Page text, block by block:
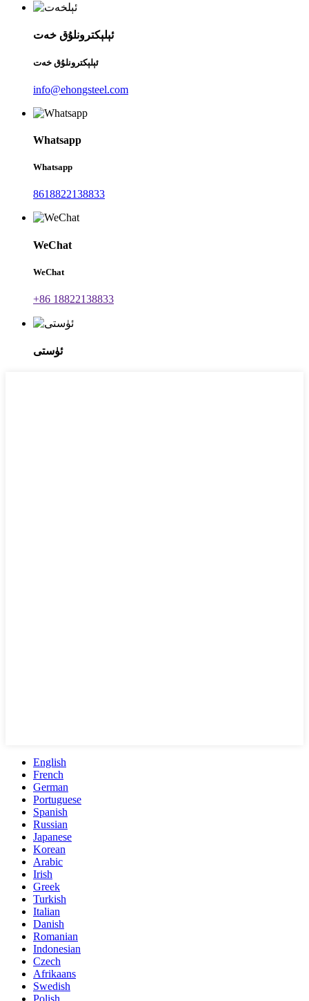
ئېلېكترونلۇق خەت
ئېلېكترونلۇق خەت
info@ehongsteel.com
Whatsapp
Whatsapp
8618822138833
WeChat
WeChat
+86 18822138833
ئۈستى
English
French
German
Portuguese
Spanish
Russian
Japanese
Korean
Arabic
Irish
Greek
Turkish
Italian
Danish
Romanian
Indonesian
Czech
Afrikaans
Swedish